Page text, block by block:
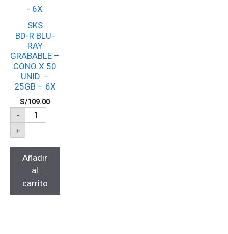
SKS
BD-R BLU-
RAY
GRABABLE –
CONO X 50
UNID. –
25GB – 6X
S/109.00
-
+
Añadir
al
carrito